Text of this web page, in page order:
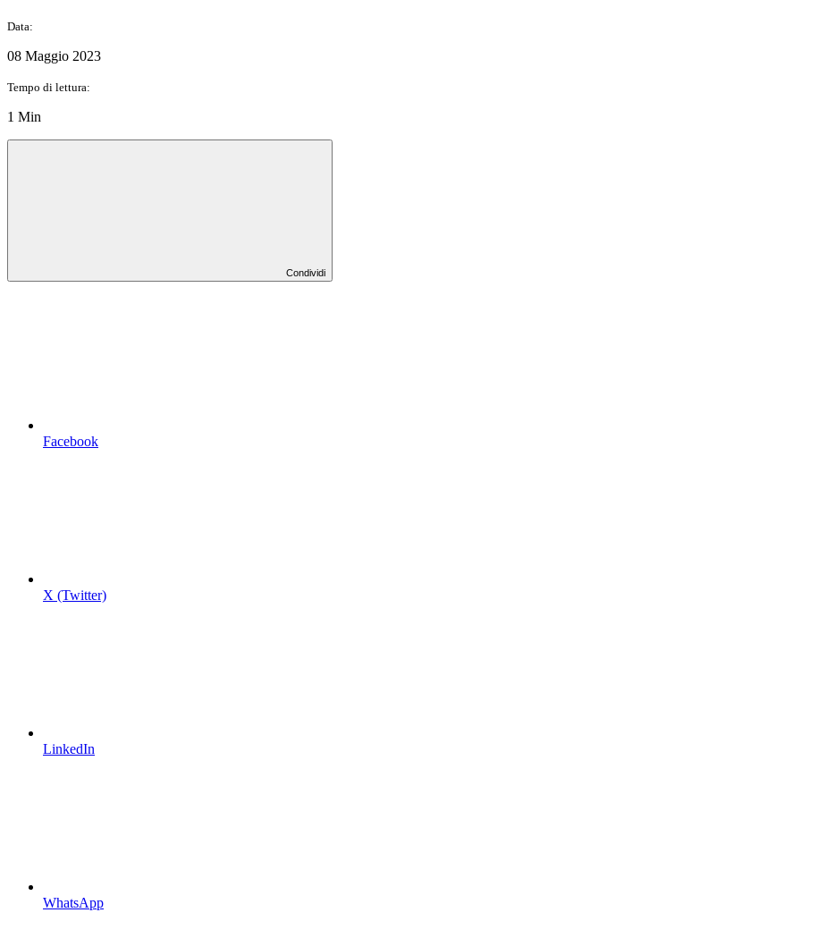
Data:
08 Maggio 2023
Tempo di lettura:
1 Min
Condividi
Facebook
X (Twitter)
LinkedIn
WhatsApp